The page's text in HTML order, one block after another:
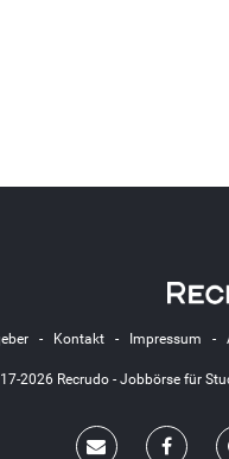
- Kontakt- Impressum -
2026 Recrudo - Jobbörse für